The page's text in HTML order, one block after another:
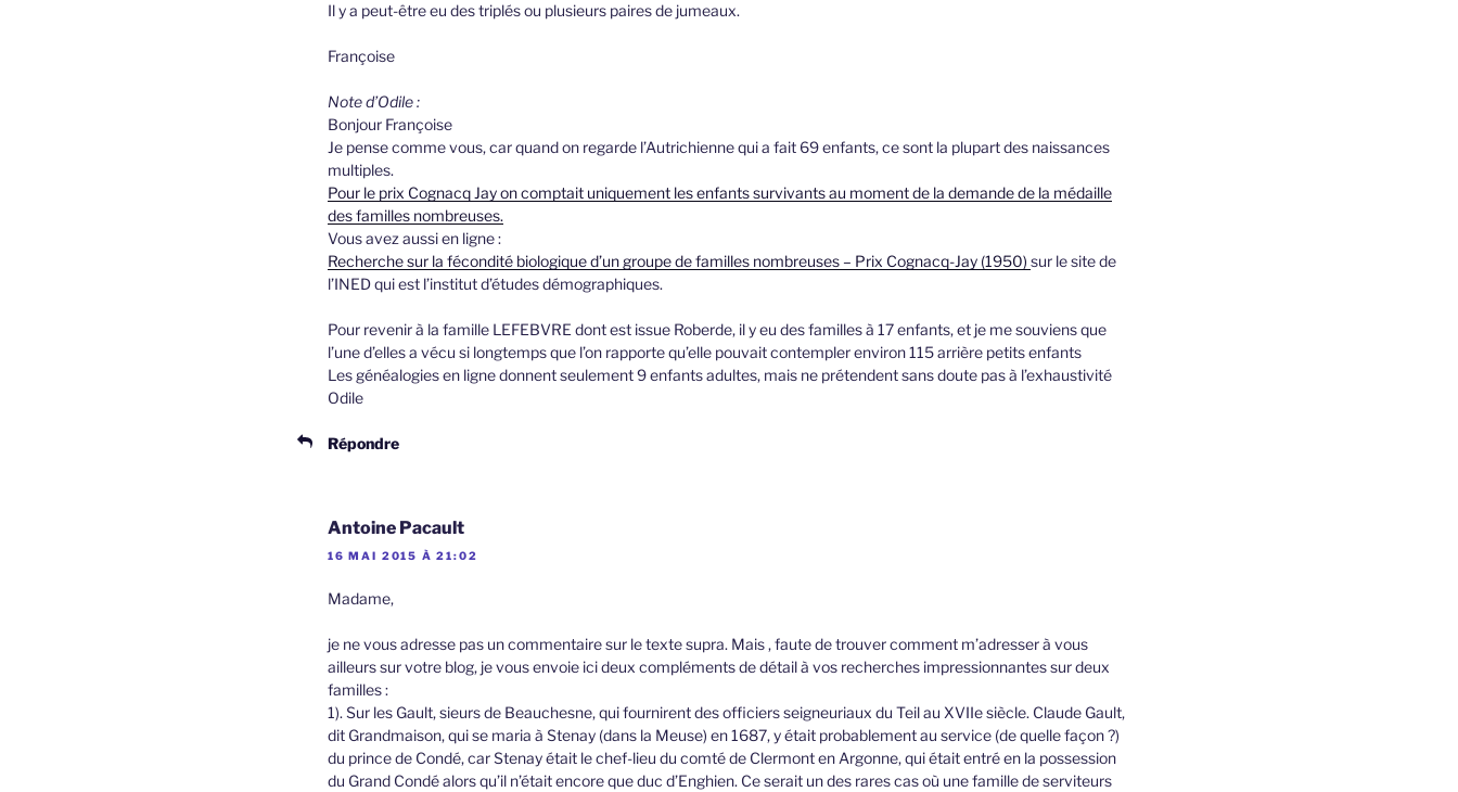
Il y a peut-être eu des triplés ou plusieurs paires de jumeaux.
Françoise
Note d’Odile :
Bonjour Françoise
Je pense comme vous, car quand on regarde l’Autrichienne qui a fait 69 enfants, ce sont la plupart des naissances
multiples.
Pour le prix Cognacq Jay on comptait uniquement les enfants survivants au moment de la demande de la médaille
des familles nombreuses.
Vous avez aussi en ligne :
Recherche sur la fécondité biologique d’un groupe de familles nombreuses – Prix Cognacq-Jay (1950) sur le site de
l’INED qui est l’institut d’études démographiques.
Pour revenir à la famille LEFEBVRE dont est issue Roberde, il y eu des familles à 17 enfants, et je me souviens que
l’une d’elles a vécu si longtemps que l’on rapporte qu’elle pouvait contempler environ 115 arrière petits enfants
Les généalogies en ligne donnent seulement 9 enfants adultes, mais ne prétendent sans doute pas à l’exhaustivité
Odile
Répondre
Antoine Pacault
16 MAI 2015 À 21:02
Madame,
je ne vous adresse pas un commentaire sur le texte supra. Mais , faute de trouver comment m’adresser à vous
ailleurs sur votre blog, je vous envoie ici deux compléments de détail à vos recherches impressionnantes sur deux
familles :
1). Sur les Gault, sieurs de Beauchesne, qui fournirent des officiers seigneuriaux du Teil au XVIIe siècle. Claude Gault,
dit Grandmaison, qui se maria à Stenay (dans la Meuse) en 1687, y était probablement au service (de quelle façon ?)
du prince de Condé, car Stenay était le chef-lieu du comté de Clermont en Argonne, qui était entré en la possession
du Grand Condé alors qu’il n’était encore que duc d’Enghien. Ce serait un des rares cas où une famille de serviteurs